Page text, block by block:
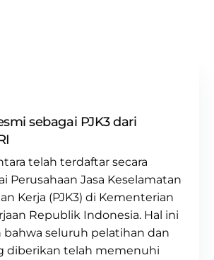
sebagai PJK3 dari
telah terdaftar secara
Perusahaan Jasa Keselamatan
Kerja (PJK3) di Kementerian
Republik Indonesia. Hal ini
seluruh pelatihan dan
diberikan telah memenuhi